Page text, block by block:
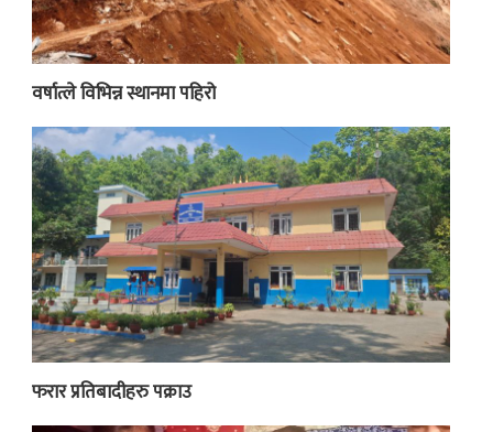
वर्षात्ले विभिन्न स्थानमा पहिरो
फरार प्रतिबादीहरु पक्राउ